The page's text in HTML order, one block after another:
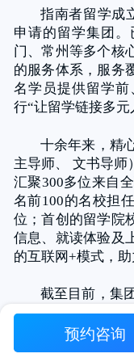
指南者留学成
申请的留学集团
门、常州等多个核
的服务体系，服务
名学员提供留学
行“让留学链接多元
十余年来，精
主导师、 文书导师
汇聚300多位来自
名前100的名校担
位；首创的留学院
信息、就读体验及
的互联网+模式，助
截至目前，集
满收官的2026申请
收获 10,157枚 名
TOP100 的名校，
预约咨询